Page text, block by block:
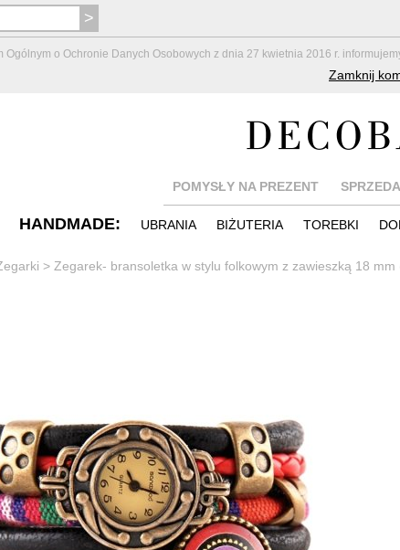
o Ochronie Danych Osobowych z dnia 27 kwietnia 2016 r.
Zamknij
POMYSŁY NA PREZENT
HANDMADE: UBRANIA BIŻUTERIA TOREBKI
> Zegarek- bransoletka w stylu folkowym z zawieszką 18 mm